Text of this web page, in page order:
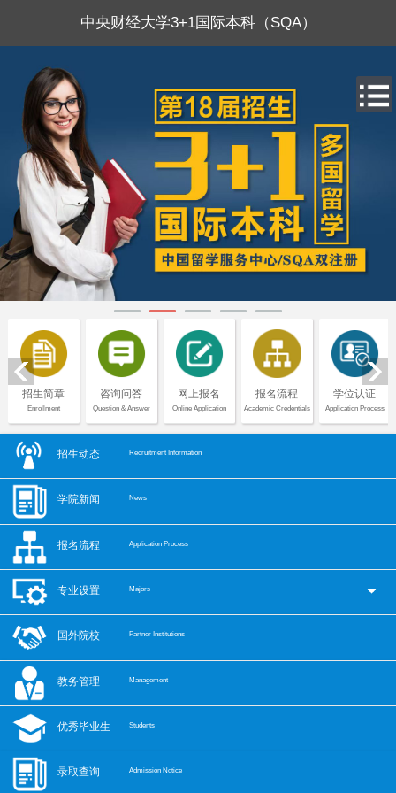
中央财经大学3+1国际本科（SQA）
招生简章
Enrollment
咨询问答
Question & Answer
网上报名
Online Application
报名流程
Academic Credentials
学位认证
Application Process
招生动态 Recruitment Information
学院新闻 News
报名流程 Application Process
专业设置 Majors
国外院校 Partner Institutions
教务管理 Management
优秀毕业生 Students
录取查询 Admission Notice